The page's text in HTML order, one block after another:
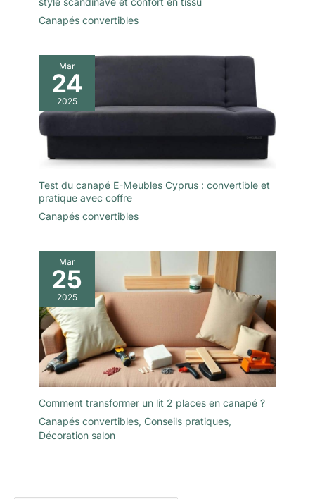
Canapés convertibles
Mar
24
2025
Test du canapé E-Meubles Cyprus : convertible et
pratique avec coffre
Canapés convertibles
Mar
25
2025
Comment transformer un lit 2 places en canapé ?
Canapés convertibles, Conseils pratiques,
Décoration salon